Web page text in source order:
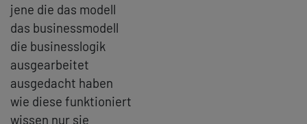
jene die das modell
das businessmodell
die businesslogik
ausgearbeitet
ausgedacht haben
wie diese funktioniert
wissen nur sie